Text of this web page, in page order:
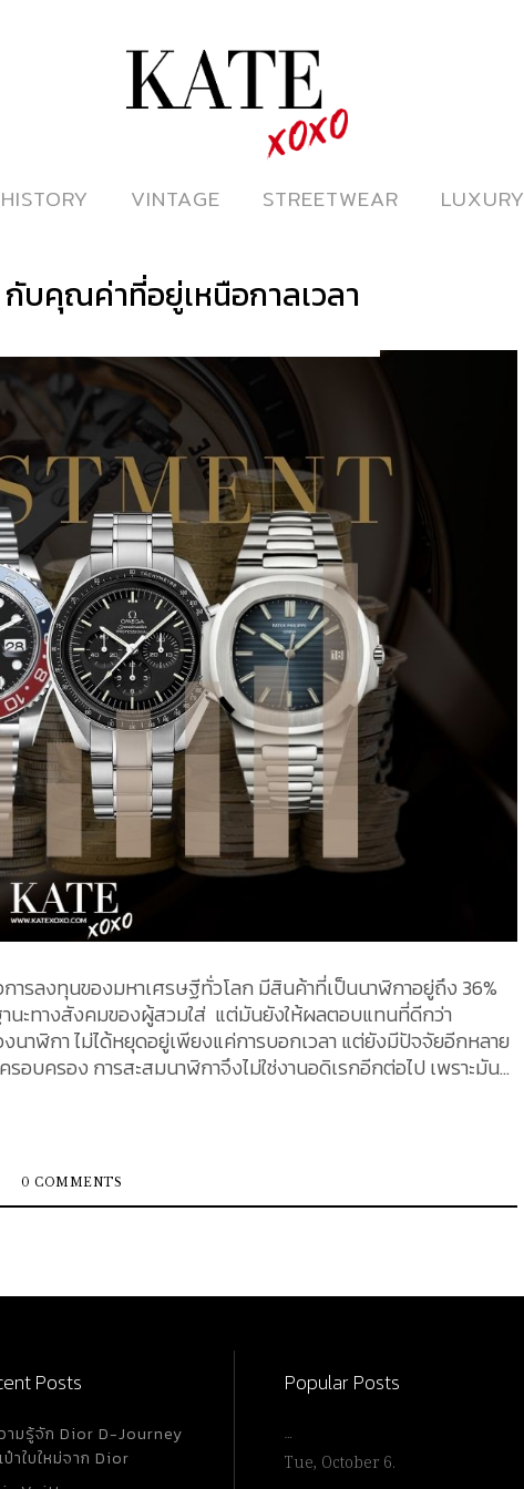
ดูหนังออนไลน์
HISTORY
HISTORY VINTAGE
VINTAGE STREETWEAR
STREETWEAR LUXURY
LUXURY
บคุณค่าที่อยู่เหนือกาลเวลา
ารลงทุนของมหาเศรษฐีทั่วโลก มีสินค้าที่เป็นนาฬิกาอยู่ถึง 36%
นะทางสังคมของผู้สวมใส่ แต่มันยังให้ผลตอบแทนที่ดีกว่า
นาฬิกา ไม่ได้หยุดอยู่เพียงแค่การบอกเวลา แต่ยังมีปัจจัยอีกหลาย
อบครอง การสะสมนาฬิกาจึงไม่ใช่งานอดิเรกอีกต่อไป เพราะมัน
รือเป็นตัวการันตีราคาในท้องตลาดให้แก่นักลงทุนได้ เนื่องจาก
โดยรวมของตัวนาฬิกา ความต้องการของตลาดในช่วงเวลานั้น
ความนี้ จะนำเสนอ 5 อันดับนาฬิกาน่าลงทุน ที่ไม่ว่าเวลาจะผ่านไป
อยู่เสมอ 1. Rolex GMT-Master II "Pepsi"
ใต้รหัสรุ่น 116719 BLRO ซึ่งมีรายละเอียดปลีกย่อยเพิ่มเติมจาก
ของ GMT-Master II "Pepsi" ref. 16710 รุ่นดั้งเดิม ย้อนหลังไป
0 COMMENTS
Posts
ามรู้จัก Dior D-Journey
ป๋าใบใหม่จาก Dior
Popular Posts
…
Tue, October 6.